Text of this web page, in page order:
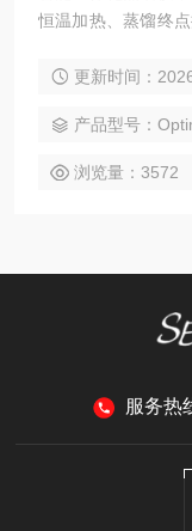
恒温加热、蒸馏终
加热、防止暴沸、
各类化学实验室需
氮、凯氏氮油中的
更新时间：
产品型号：
浏览量：3572
服务热